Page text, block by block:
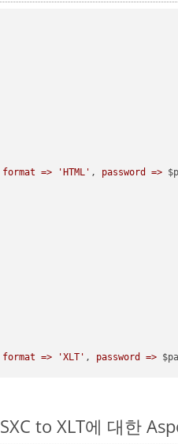
format => 'HTML' , password =>
format => 'XLT' , password =>
SXC to XLT에 대한